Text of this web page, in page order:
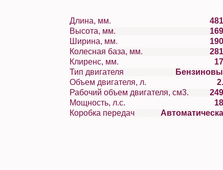
Длина, мм.
Высота, мм.
Ширина, мм.
Колесная база, мм.
Клиренс, мм.
Тип двигателя
Объем двигателя, л.
Рабочий объем двигателя, см3.
Мощность, л.с.
Коробка передач